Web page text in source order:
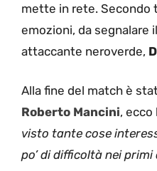
mette in rete. Secondo
emozioni, da segnalare
attaccante neroverde,
Alla fine del match è
Roberto Mancini, ecco
visto tante cose
po’ di difficoltà nei